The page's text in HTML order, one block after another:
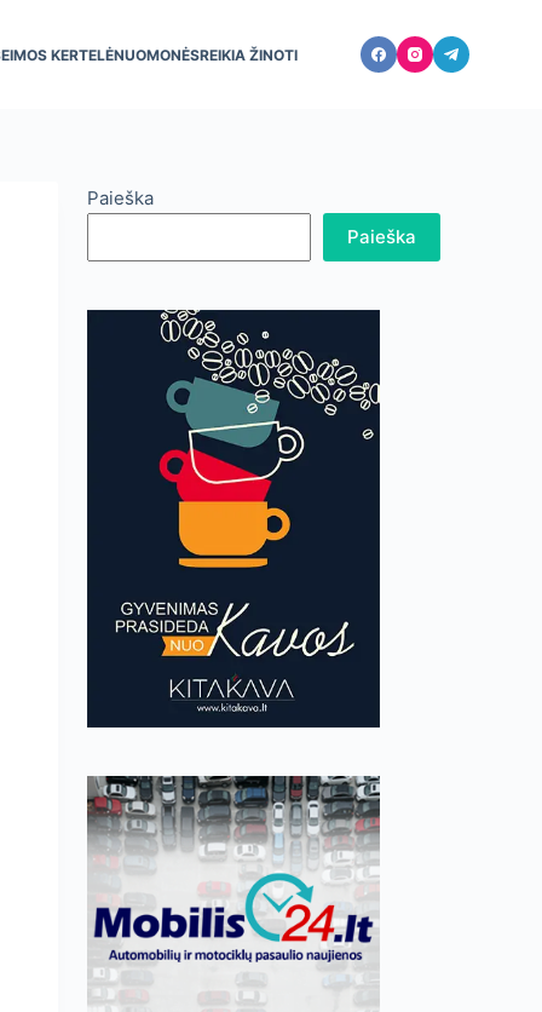
KERTELĖNUOMONĖSREIKIA ŽINOTI
Paieška
Paieška